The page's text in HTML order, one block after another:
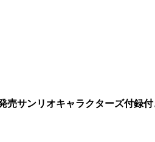
売サンリオキャラクターズ付録